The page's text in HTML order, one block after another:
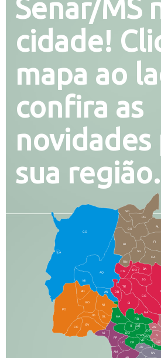
Senar/MS
cidade!
mapa ao
confira as
novidades
sua região.
CO
AQ
MI
AN
CX
RI
AL
FI
SG
BA
CA
RO
JG
CG
SI
NA
NH
JT
RB
MA
IT
DR
DO
CP
JU
NV
BD
BO
NI
JD
PO
BV
CC
PP
AJ
LC
AM
DB
TE
RN
CN
GL
AN
IV
FS
VC
GD
DE
PG
SO
LA